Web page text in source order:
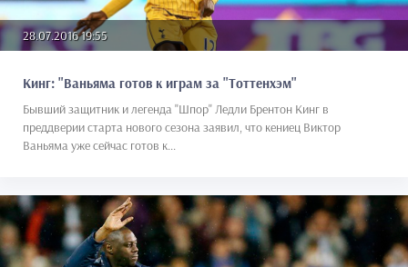
28.07.2016 19:55
Кинг: "Ваньяма готов к играм за "Тоттенхэм"
Бывший защитник и легенда "Шпор" Ледли Брентон Кинг в
преддверии старта нового сезона заявил, что кениец Виктор
Ваньяма уже сейчас готов к...